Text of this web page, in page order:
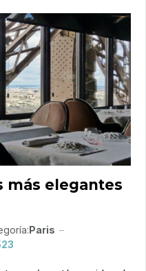
más elegantes
Paris